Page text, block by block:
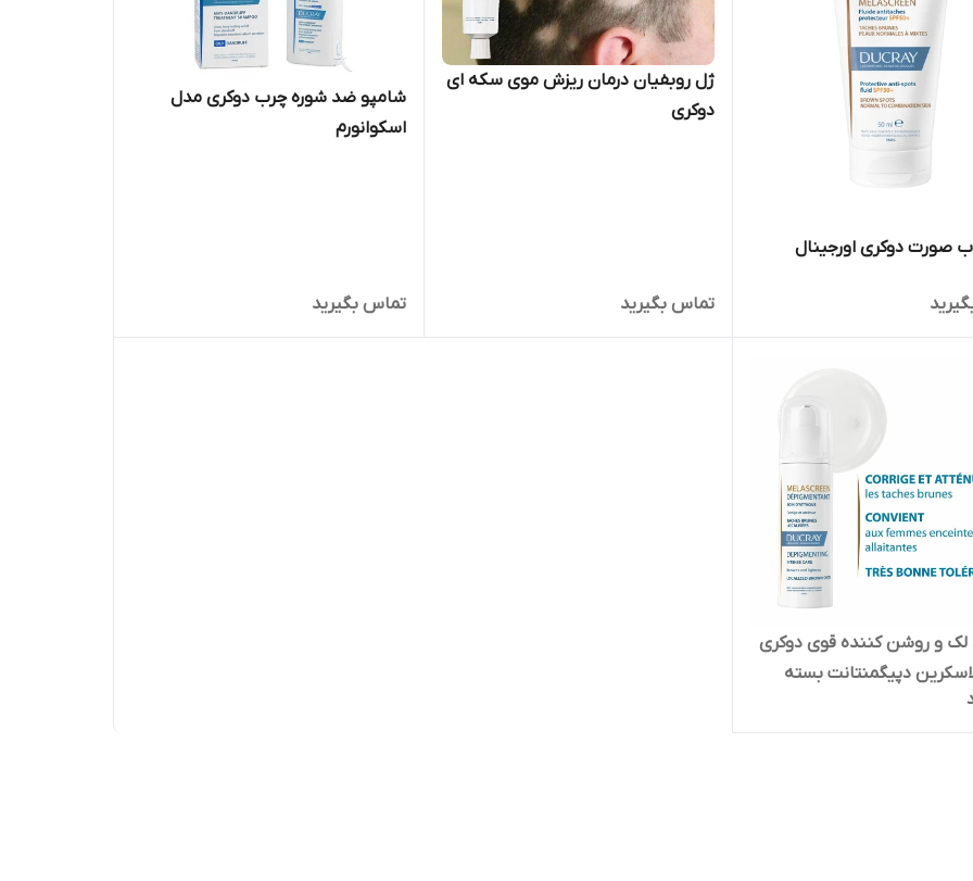
صورت دوکری اورجینال
ژل روبفیان درمان ریزش موی سکه ای
دوکری
تماس بگیرید
شامپو ضد شوره چرب دوکری مدل
اسکوانورم
تماس بگیرید
لک و روشن کننده قوی دوکری
دپیگمنتانت بسته
اورجینال اصلی